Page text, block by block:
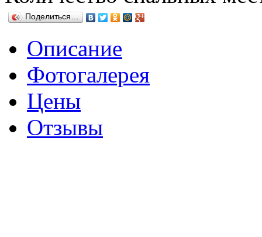
Поделиться…
Описание
Фотогалерея
Цены
Отзывы